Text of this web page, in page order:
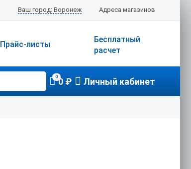
Адреса магазинов
Ваш город: Воронеж
Бесплатный
расчет
Прайс-листы
00 ₽ Личный кабинет